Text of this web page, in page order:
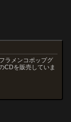
ラメンコポップグ
CDを販売していま